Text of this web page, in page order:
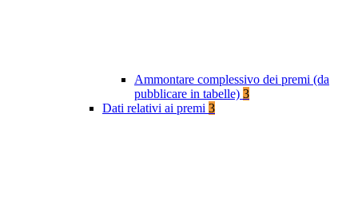
Ammontare complessivo dei premi (da
pubblicare in tabelle) 3
Dati relativi ai premi 3